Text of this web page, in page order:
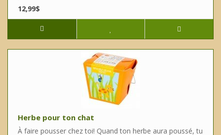
12,99$
Herbe pour ton chat
À faire pousser chez toi! Quand ton herbe aura poussé, tu